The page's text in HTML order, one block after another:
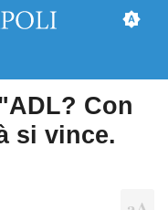
Con
si vince.